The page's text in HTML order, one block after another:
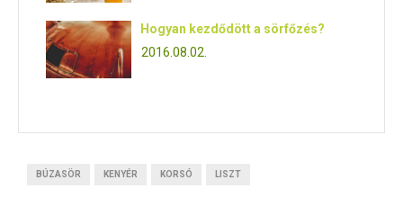
Hogyan kezdődött a sörfőzés?
2016.08.02.
BÚZASÖR KENYÉR KORSÓ LISZT